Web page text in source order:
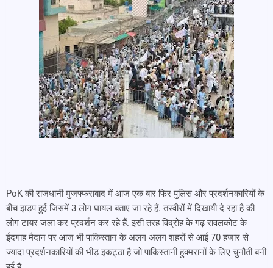
PoK की राजधानी मुजफ्फराबाद में आज एक बार फिर पुलिस और प्रदर्शनकारियों के
बीच झड़प हुई जिसमें 3 लोग घायल बताए जा रहे हैं. तस्वीरों में दिखायी दे रहा है की
लोग टायर जला कर प्रदर्शन कर रहे हैं. इसी तरह विद्रोह के गढ़ रावलकोट के
ईदगाह मैदान पर आज भी पाकिस्तान के अलग अलग शहरों से आई 70 हजार से
ज्यादा प्रदर्शनकारियों की भीड़ इकट्ठा है जो पाकिस्तानी हुक्मरानों के लिए चुनौती बनी